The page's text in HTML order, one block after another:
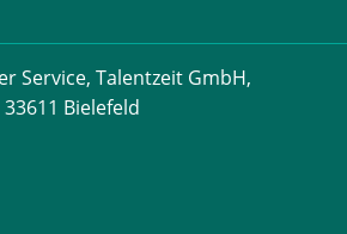
Service, Talentzeit GmbH,
Bielefeld